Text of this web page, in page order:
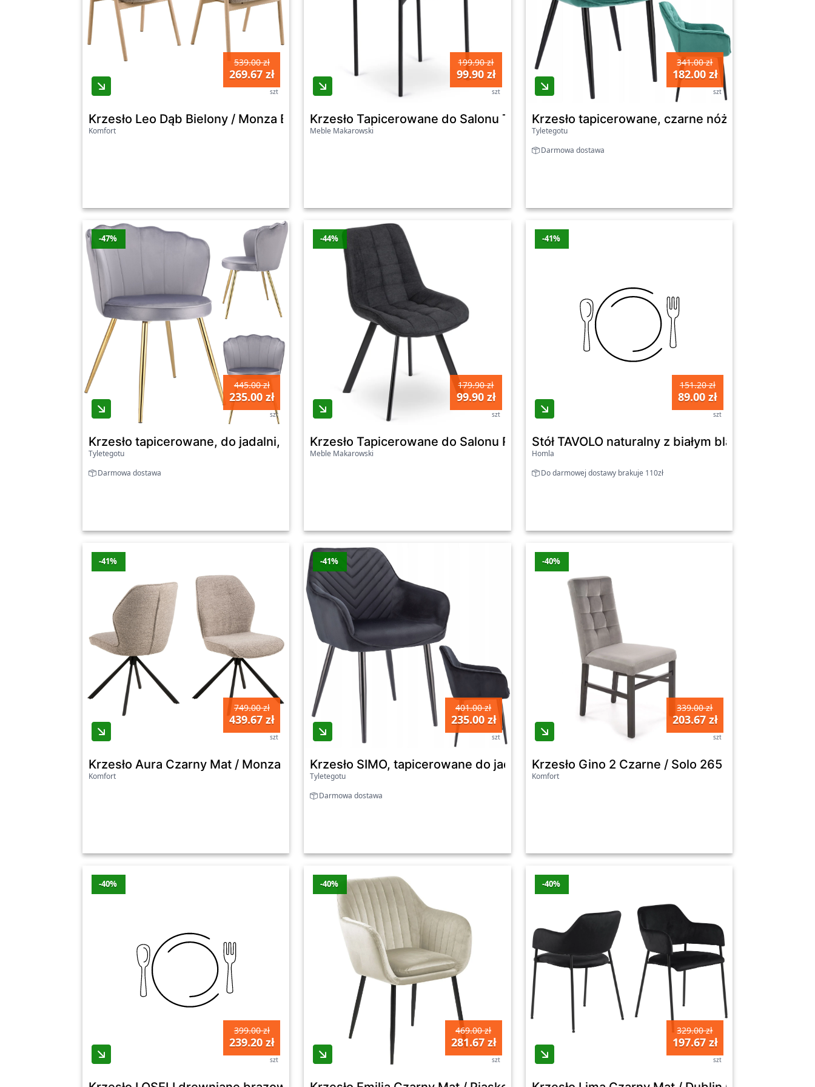
539.00 zł
269.67 zł
szt
Krzesło Leo Dąb Bielony / Monza Beżowy 60
Komfort
199.90 zł
99.90 zł
szt
Krzesło Tapicerowane do Salonu TULSA Szare Boucle Nowoczesne
Meble Makarowski
341.00 zł
182.00 zł
szt
Krzesło tapicerowane, czarne nóżki, TILAR,
Tyletegotu
Darmowa dostawa
-47%
445.00 zł
235.00 zł
szt
Krzesło tapicerowane, do jadalni, ASTRI, złote nogi, szare
Tyletegotu
Darmowa dostawa
-44%
179.90 zł
99.90 zł
szt
Krzesło Tapicerowane do Salonu RICK 2 Czarne Loft
Meble Makarowski
-41%
151.20 zł
89.00 zł
szt
Stół TAVOLO naturalny z białym blatem 60×48cm
Homla
Do darmowej dostawy brakuje 110zł
-41%
749.00 zł
439.67 zł
szt
Krzesło Aura Czarny Mat / Monza Beżowy 60
Komfort
-41%
401.00 zł
235.00 zł
szt
Krzesło SIMO, tapicerowane do jadalni, 56x57x82 cm, czarne
Tyletegotu
Darmowa dostawa
-40%
339.00 zł
203.67 zł
szt
Krzesło Gino 2 Czarne / Solo 265
Komfort
-40%
399.00 zł
239.20 zł
szt
-40%
469.00 zł
281.67 zł
szt
-40%
329.00 zł
197.67 zł
szt